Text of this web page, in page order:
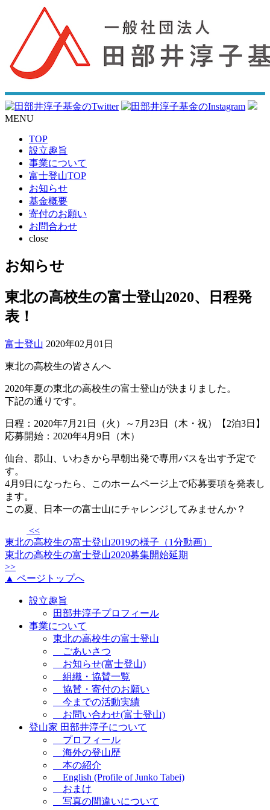
MENU
TOP
設立趣旨
事業について
富士登山TOP
お知らせ
基金概要
寄付のお願い
お問合わせ
close
お知らせ
東北の高校生の富士登山2020、日程発
表！
富士登山 2020年02月01日
東北の高校生の皆さんへ
2020年夏の東北の高校生の富士登山が決まりました。
下記の通りです。
日程：2020年7月21日（火）～7月23日（木・祝）【2泊3日】
応募開始：2020年4月9日（木）
仙台、郡山、いわきから早朝出発で専用バスを出す予定で
す。
4月9日になったら、このホームページ上で応募要項を発表し
ます。
この夏、日本一の富士山にチャレンジしてみませんか？
<<
東北の高校生の富士登山2019の様子（1分動画）
東北の高校生の富士登山2020募集開始延期
>>
▲ ページトップへ
設立趣旨
田部井淳子プロフィール
事業について
東北の高校生の富士登山
ごあいさつ
お知らせ(富士登山)
組織・協賛一覧
協賛・寄付のお願い
今までの活動実績
お問い合わせ(富士登山)
登山家 田部井淳子について
プロフィール
海外の登山歴
本の紹介
English (Profile of Junko Tabei)
おまけ
写真の間違いについて